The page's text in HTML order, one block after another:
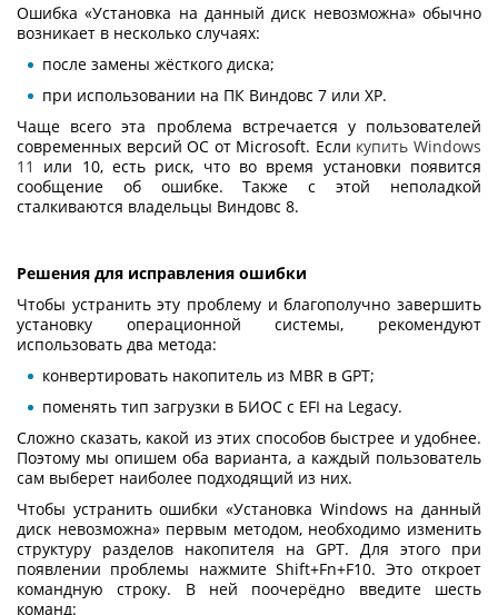
Ошибка «Установка на данный диск невозможна» обычно
возникает в несколько случаях:
после замены жёсткого диска;
при использовании на ПК Виндовс 7 или XP.
Чаще всего эта проблема встречается у пользователей
современных версий ОС от Microsoft. Если купить Windows
11
или 10, есть риск, что во время установки появится
сообщение об ошибке. Также с этой неполадкой
сталкиваются владельцы Виндовс 8.
Решения для исправления ошибки
Чтобы устранить эту проблему и благополучно завершить
установку операционной системы, рекомендуют
использовать два метода:
конвертировать накопитель из MBR в GPT;
поменять тип загрузки в БИОС с EFI на Legacy.
Сложно сказать, какой из этих способов быстрее и удобнее.
Поэтому мы опишем оба варианта, а каждый пользователь
сам выберет наиболее подходящий из них.
Чтобы устранить ошибки «Установка Windows на данный
диск невозможна» первым методом, необходимо изменить
структуру разделов накопителя на GPT. Для этого при
появлении проблемы нажмите Shift+Fn+F10. Это откроет
командную строку. В ней поочерёдно введите шесть
команд: